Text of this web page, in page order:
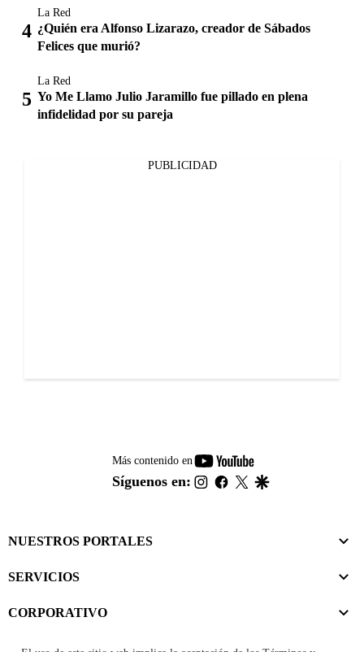
La Red
¿Quién era Alfonso Lizarazo, creador de Sábados
Felices que murió?
La Red
Yo Me Llamo Julio Jaramillo fue pillado en plena
infidelidad por su pareja
PUBLICIDAD
Más contenido en
youtube-
footer
Síguenos en: instagram
facebook
twitter
NUESTROS PORTALES
SERVICIOS
CORPORATIVO